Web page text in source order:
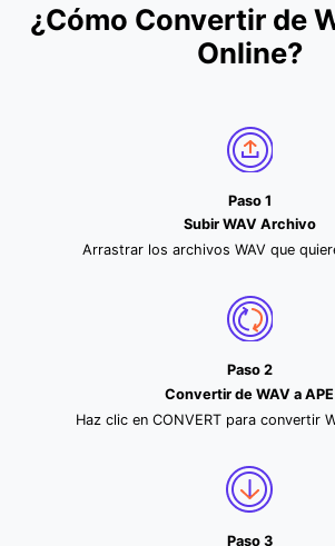
¿Cómo Convertir de
Online?
Paso 1
Subir WAV Archivo
Arrastrar los archivos WAV que
Paso 2
Convertir de WAV a APE
Haz clic en CONVERT para convertir
Paso 3